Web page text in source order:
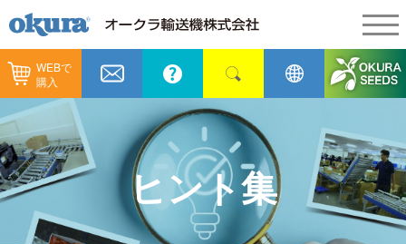
WEBで
購入
製品情報
製品情報
コンベヤ機器
コンベヤ機器を探す
納入事例
納入事例
全業種
メンテナンス
カタログ／CAD
ヒント集